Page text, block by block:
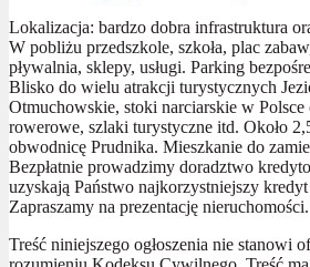
Lokalizacja: bardzo dobra infrastruktura
W pobliżu przedszkole, szkoła, plac
pływalnia, sklepy, usługi. Parking
Blisko do wielu atrakcji turystycznych
Otmuchowskie, stoki narciarskie w Polsce
rowerowe, szlaki turystyczne itd. Około
obwodnicę Prudnika. Mieszkanie do
Bezpłatnie prowadzimy doradztwo
uzyskają Państwo najkorzystniejszy
Zapraszamy na prezentację nieruchomości.
Treść niniejszego ogłoszenia nie stanowi